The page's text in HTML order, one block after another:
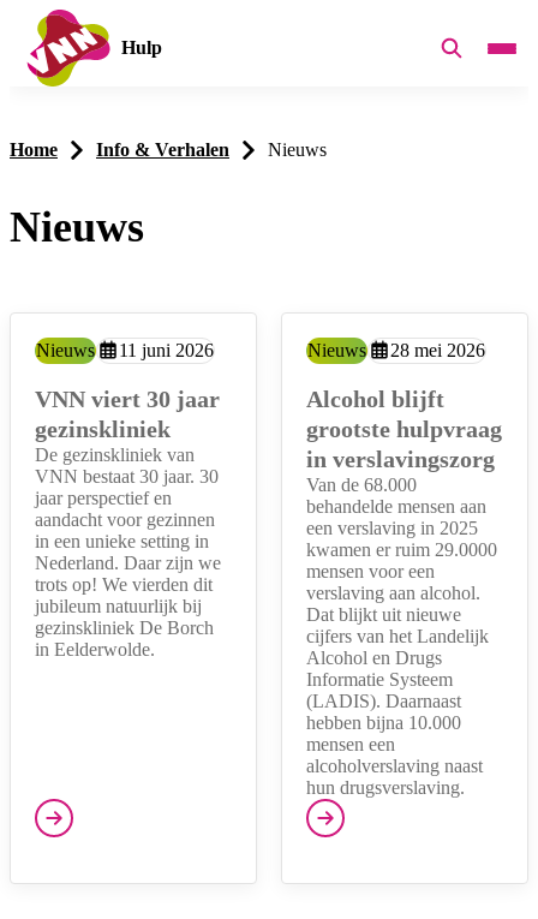
Hulp
Home Info & Verhalen Nieuws
Nieuws
Overzicht
VNN viert 30 jaar
gezinskliniek
Type:
NieuwsAangemaakt op:
11 juni 2026
De gezinskliniek van
VNN bestaat 30 jaar. 30
jaar perspectief en
aandacht voor gezinnen
in een unieke setting in
Nederland. Daar zijn we
trots op! We vierden dit
jubileum natuurlijk bij
gezinskliniek De Borch
in Eelderwolde.
Alcohol blijft
grootste hulpvraag
in verslavingszorg
Type:
NieuwsAangemaakt op:
28 mei 2026
Van de 68.000
behandelde mensen aan
een verslaving in 2025
kwamen er ruim 29.0000
mensen voor een
verslaving aan alcohol.
Dat blijkt uit nieuwe
cijfers van het Landelijk
Alcohol en Drugs
Informatie Systeem
(LADIS). Daarnaast
hebben bijna 10.000
mensen een
alcoholverslaving naast
hun drugsverslaving.